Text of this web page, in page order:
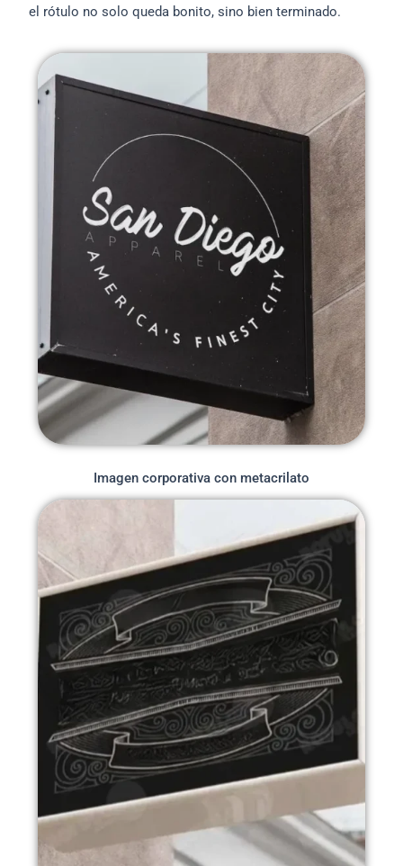
el rótulo no solo queda bonito, sino bien terminado.
Imagen corporativa con metacrilato